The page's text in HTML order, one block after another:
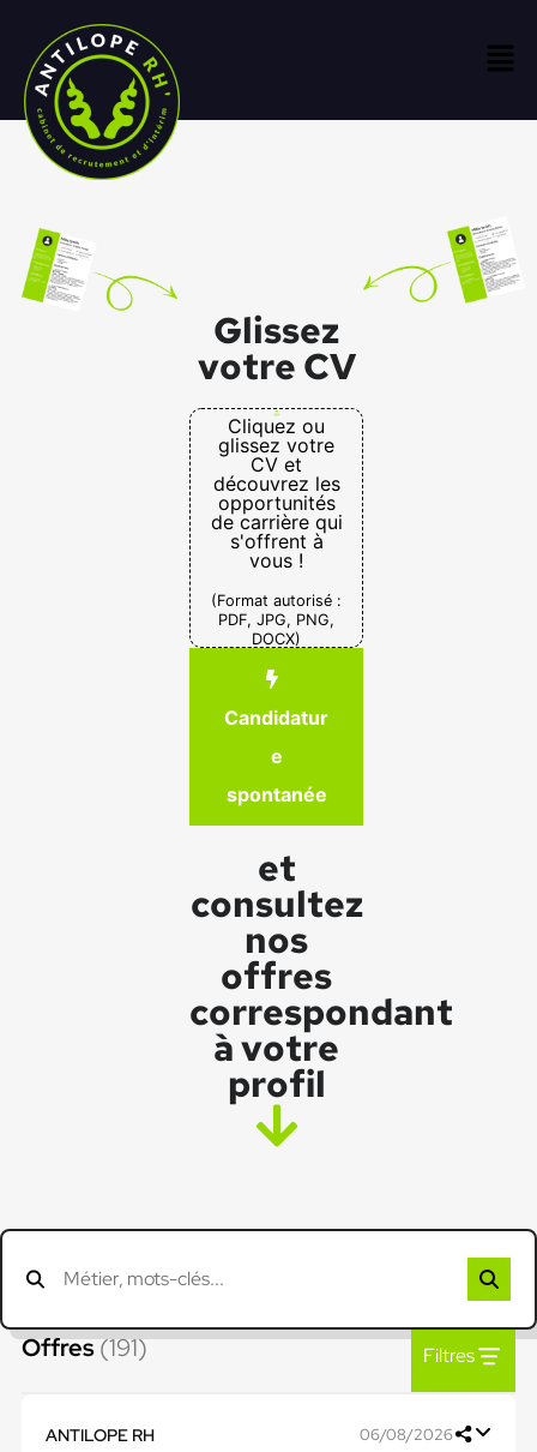
Glissez
votre CV
Cliquez ou
glissez votre
CV et
découvrez les
opportunités
de carrière qui
s'offrent à
vous !
(Format autorisé :
PDF, JPG, PNG,
DOCX)
Candidatur
e
spontanée
et
consultez
nos
offres
correspondant
à votre
profil
Offres(191) Filtres
ANTILOPE RH 06/08/2026